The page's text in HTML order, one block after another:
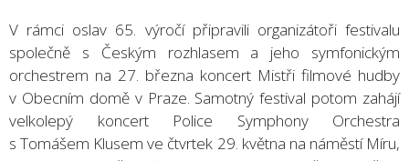
V rámci oslav 65. výročí připravili organizátoři festivalu
společně s Českým rozhlasem a jeho symfonickým
orchestrem na 27. března koncert Mistři filmové hudby
v Obecním domě v Praze. Samotný festival potom zahájí
velkolepý koncert Police Symphony Orchestra
s Tomášem Klusem ve čtvrtek 29. května na náměstí Míru,